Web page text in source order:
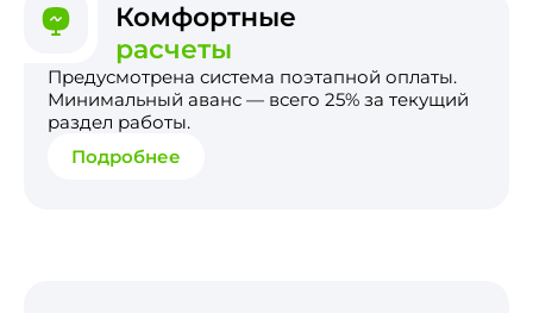
Комфортные
расчеты
Предусмотрена система поэтапной оплаты.
Минимальный аванс — всего 25% за текущий
раздел работы.
Подробнее